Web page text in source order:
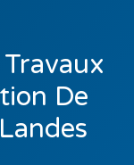
De